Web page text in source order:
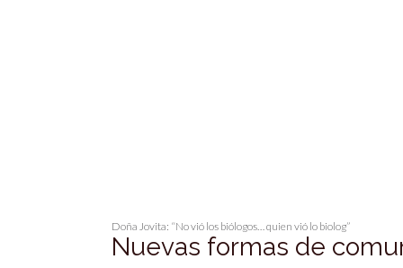
Doña Jovita: “No vió los biólogos… quien vió lo biolog”
Nuevas formas de